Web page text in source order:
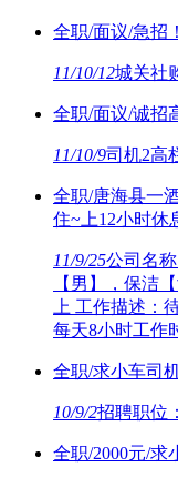
全职/面议/急招
11/10/12城关社
全职/面议/诚招
11/10/9司机2高
全职/唐海县一
住~上12小时休
11/9/25公司名
【男】，保洁
上 工作描述：
每天8小时工作
全职/求小车司
10/9/2招聘职位
全职/2000元/求